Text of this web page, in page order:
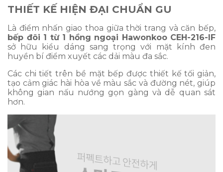
THIẾT KẾ HIỆN ĐẠI CHUẨN GU
Là điểm nhấn giao thoa giữa thời trang và căn bếp,
bếp đôi 1 từ 1 hồng ngoại Hawonkoo CEH-216-IF
sở hữu kiểu dáng sang trọng với mặt kính đen
huyền bí điểm xuyết các dải màu đa sắc.
Các chi tiết trên bề mặt bếp được thiết kế tối giản,
tạo cảm giác hài hòa về màu sắc và đường nét, giúp
không gian nấu nướng gọn gàng và dễ quan sát
hơn.